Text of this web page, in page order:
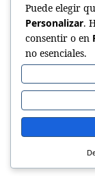
Puede elegir
Personalizar.
consentir o en
no esenciales.